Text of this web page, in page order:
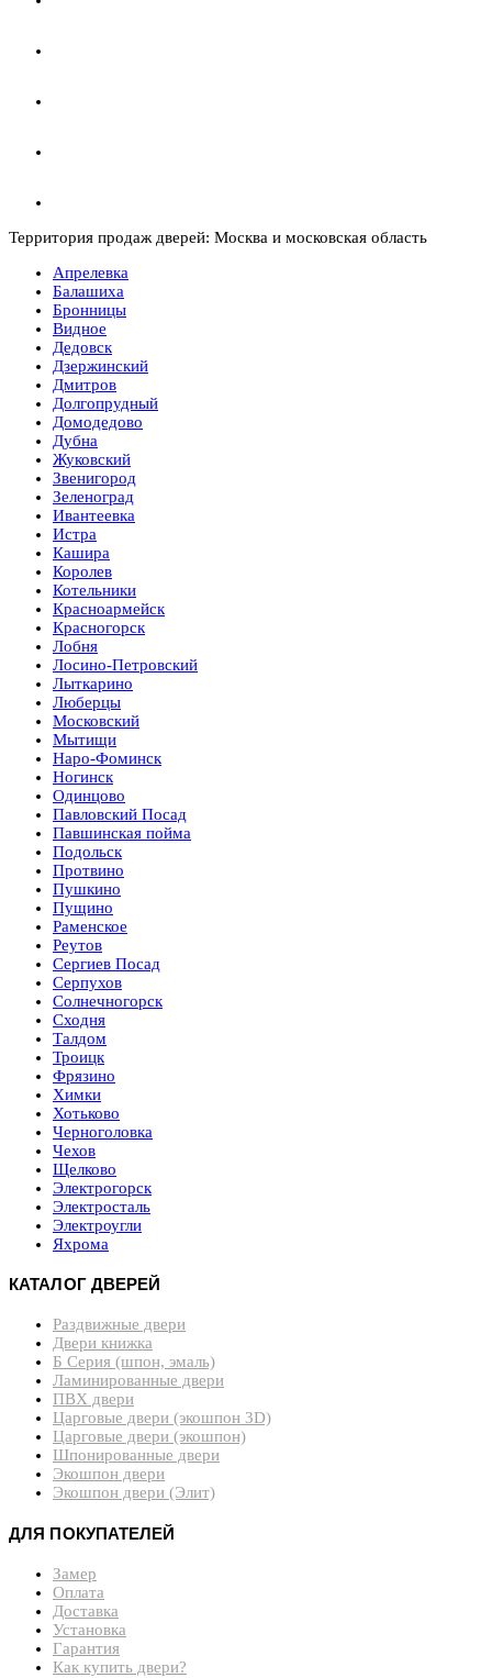
Территория продаж дверей: Москва и московская область
Апрелевка
Балашиха
Бронницы
Видное
Дедовск
Дзержинский
Дмитров
Долгопрудный
Домодедово
Дубна
Жуковский
Звенигород
Зеленоград
Ивантеевка
Истра
Кашира
Королев
Котельники
Красноармейск
Красногорск
Лобня
Лосино-Петровский
Лыткарино
Люберцы
Московский
Мытищи
Наро-Фоминск
Ногинск
Одинцово
Павловский Посад
Павшинская пойма
Подольск
Протвино
Пушкино
Пущино
Раменское
Реутов
Сергиев Посад
Серпухов
Солнечногорск
Сходня
Талдом
Троицк
Фрязино
Химки
Хотьково
Черноголовка
Чехов
Щелково
Электрогорск
Электросталь
Электроугли
Яхрома
КАТАЛОГ ДВЕРЕЙ
Раздвижные двери
Двери книжка
Б Серия (шпон, эмаль)
Ламинированные двери
ПВХ двери
Царговые двери (экошпон 3D)
Царговые двери (экошпон)
Шпонированные двери
Экошпон двери
Экошпон двери (Элит)
ДЛЯ ПОКУПАТЕЛЕЙ
Замер
Оплата
Доставка
Установка
Гарантия
Как купить двери?